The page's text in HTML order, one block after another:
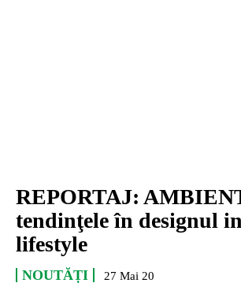
REPORTAJ:
tendinţele în designul
lifestyle
NOUTĂȚI 27 Mai 20